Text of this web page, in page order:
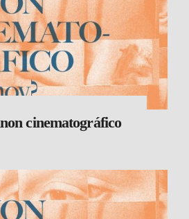
cinematográfico